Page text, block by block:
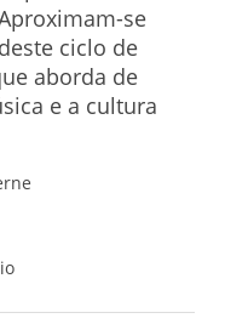
se
ciclo de
aborda de
e a cultura